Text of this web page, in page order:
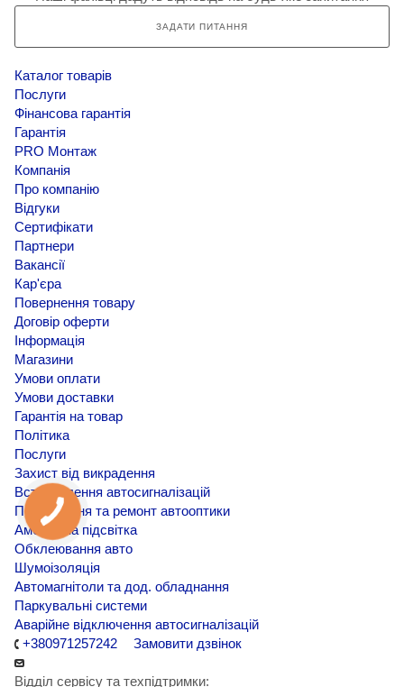
ЗАДАТИ ПИТАННЯ
Каталог товарів
Послуги
Фінансова гарантія
Гарантія
PRO Монтаж
Компанія
Про компанію
Відгуки
Сертифікати
Партнери
Вакансії
Кар'єра
Повернення товару
Договір оферти
Інформація
Магазини
Умови оплати
Умови доставки
Гарантія на товар
Політика
Послуги
Захист від викрадення
Встановлення автосигналізацій
Покращення та ремонт автооптики
Амбієнтна підсвітка
Обклеювання авто
Шумоізоляція
Автомагнітоли та дод. обладнання
Паркувальні системи
Аварійне відключення автосигналізацій
+380971257242
Замовити дзвінок
Відділ сервісу та техпідтримки: